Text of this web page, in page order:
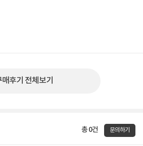
매후기 전체보기
총 0건 문의하기